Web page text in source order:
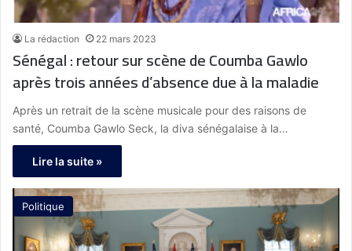
La rédaction 22 mars 2023
Sénégal : retour sur scène de Coumba Gawlo
après trois années d’absence due à la maladie
Après un retrait de la scène musicale pour des raisons de
santé, Coumba Gawlo Seck, la diva sénégalaise à la…
Lire la suite »
Politique